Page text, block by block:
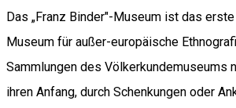
Das „Franz Binder"-Museum ist das
Museum für außer-europäische
Sammlungen des Völkerkundemuseums
ihren Anfang, durch Schenkungen oder